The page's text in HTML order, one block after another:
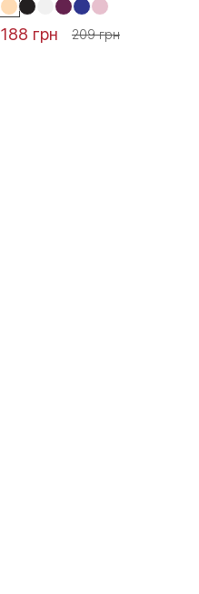
188 грн 209 грн